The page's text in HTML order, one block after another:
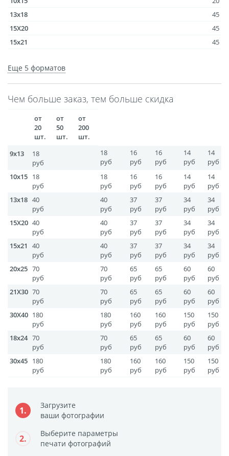
размеров
Портреты в стиле
Картины на холсте
Холст настольный с
мольбертом
Roll up
Фото на холсте с карт.
осн. УФ
Флип-Флоп портрет
Фото на металле
Печать наклеек
Печать на ПВХ пластике
Фотопазл
Печать на CD/DVD
Металлическая
Фото на медали
Коврик для мыши
Фото на брелках
Фото на часах
Фото на подушке
Фото на галстуке
Фото на фартуке
Фото на тарелке
Фото на футболках
13x18
45
15X20
45
15x21
45
21X30
30X40
300
18x24
Еще 5 форматов
Чем больше заказ, тем больше скидка
от
20
шт.
от
50
шт.
от
200
шт.
9x13
18
руб
18
руб
16
руб
16
руб
14
руб
14
руб
10x15 18
руб
18
руб
16
руб
16
руб
14
руб
14
руб
13x18 40
руб
40
руб
37
руб
37
руб
34
руб
34
руб
15X20 40
руб
40
руб
37
руб
37
руб
34
руб
34
руб
15x21
40
руб
40
руб
37
руб
37
руб
34
руб
34
руб
20x25 70
руб
70
руб
65
руб
65
руб
60
руб
60
руб
21X30 70
руб
70
руб
65
руб
65
руб
60
руб
60
руб
30X40 180
руб
180
руб
160
руб
160
руб
150
руб
150
руб
18x24 70
руб
70
руб
65
руб
65
руб
60
руб
60
руб
30x45 180
руб
180
руб
160
руб
160
руб
150
руб
150
руб
1.
Загрузите
ваши фотографии
2.
Выберите параметры
печати фотографий